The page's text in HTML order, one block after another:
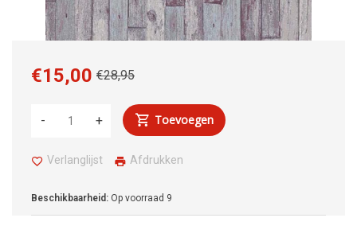
€28,95
€15,00
+
- Toevoegen
Verlanglijst Afdrukken
Beschikbaarheid: Op voorraad 9